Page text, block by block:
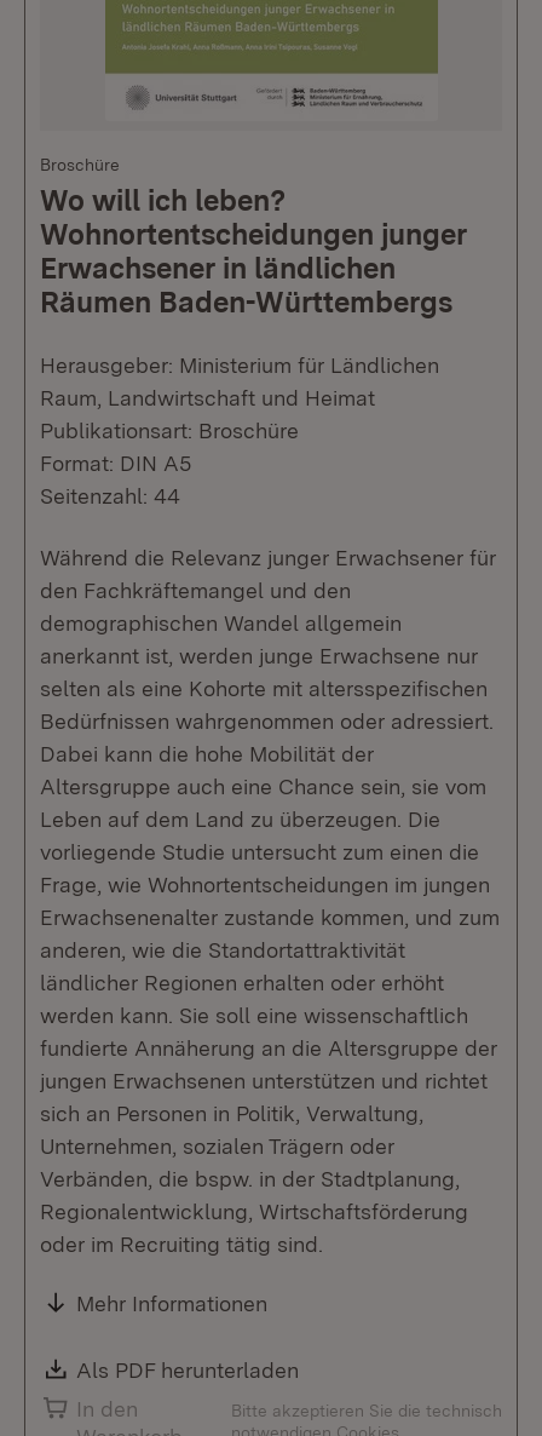
Broschüre
Wo will ich leben?
Wohnortentscheidungen junger
Erwachsener in ländlichen
Räumen Baden-Württembergs
Herausgeber: Ministerium für Ländlichen
Raum, Landwirtschaft und Heimat
Publikationsart: Broschüre
Format: DIN A5
Seitenzahl: 44
Während die Relevanz junger Erwachsener für
den Fachkräftemangel und den
demographischen Wandel allgemein
anerkannt ist, werden junge Erwachsene nur
selten als eine Kohorte mit altersspezifischen
Bedürfnissen wahrgenommen oder adressiert.
Dabei kann die hohe Mobilität der
Altersgruppe auch eine Chance sein, sie vom
Leben auf dem Land zu überzeugen. Die
vorliegende Studie untersucht zum einen die
Frage, wie Wohnortentscheidungen im jungen
Erwachsenenalter zustande kommen, und zum
anderen, wie die Standortattraktivität
ländlicher Regionen erhalten oder erhöht
werden kann. Sie soll eine wissenschaftlich
fundierte Annäherung an die Altersgruppe der
jungen Erwachsenen unterstützen und richtet
sich an Personen in Politik, Verwaltung,
Unternehmen, sozialen Trägern oder
Verbänden, die bspw. in der Stadtplanung,
Regionalentwicklung, Wirtschaftsförderung
oder im Recruiting tätig sind.
Mehr Informationen
Download:
Als PDF herunterladen
In den
Bitte akzeptieren Sie die technisch